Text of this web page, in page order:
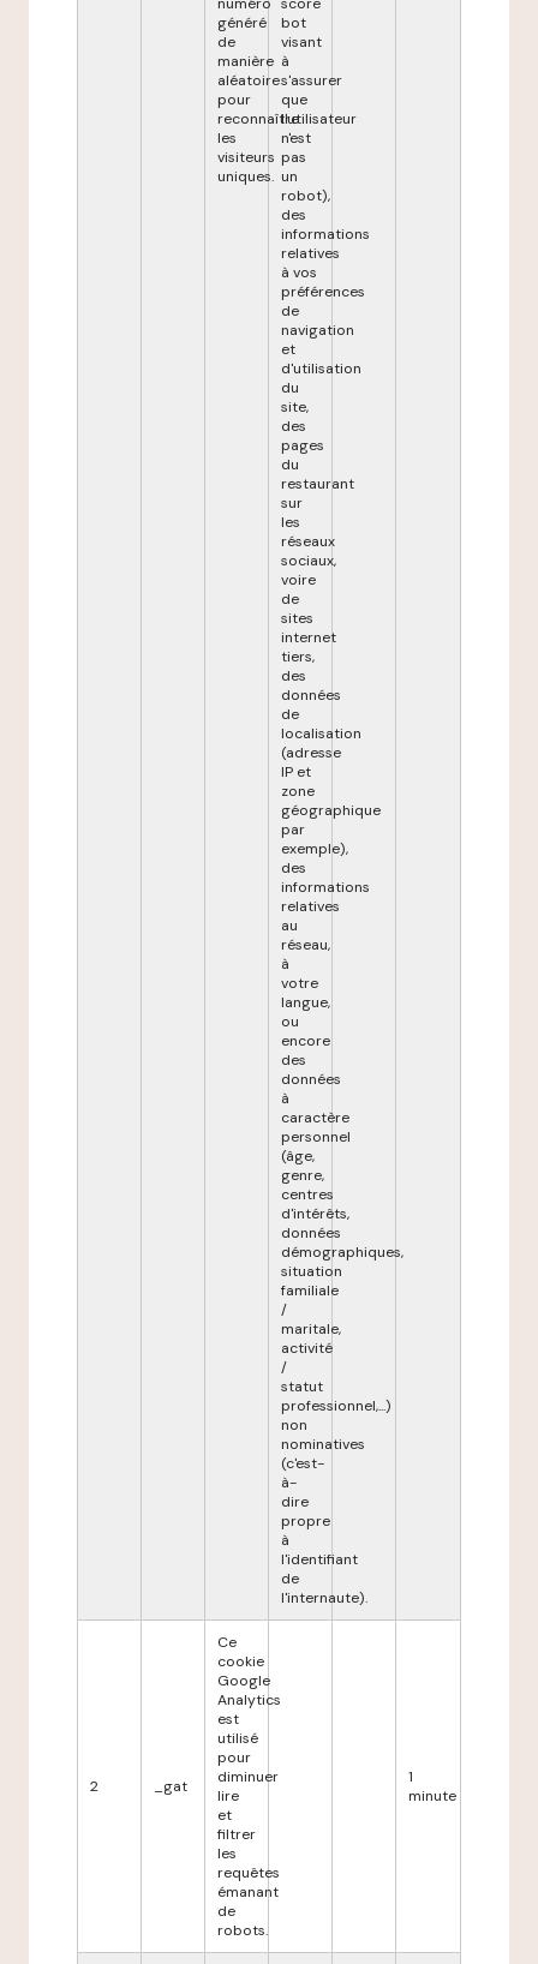
généré
de
manière
aléatoire
pour
reconnaître
les
visiteurs
uniques.
bot
visant
à
s'assurer
que
l'utilisateur
n'est
pas
un
robot),
des
informations
relatives
à vos
préférences
de
navigation
et
d'utilisation
du
site,
des
pages
du
restaurant
sur
les
réseaux
sociaux,
voire
de
sites
internet
tiers,
des
données
de
localisation
(adresse
IP et
zone
géographique
par
exemple),
des
informations
relatives
au
réseau,
à
votre
langue,
ou
encore
des
données
à
caractère
personnel
(âge,
genre,
centres
d'intérêts,
données
démographiques,
situation
familiale
/
maritale,
activité
/
statut
professionnel,...)
non
nominatives
(c'est-
à-
dire
propre
à
l'identifiant
de
l'internaute).
2 _gat
Ce
cookie
Google
Analytics
est
utilisé
pour
diminuer
lire
et
filtrer
les
requêtes
émanant
de
robots.
1
minute